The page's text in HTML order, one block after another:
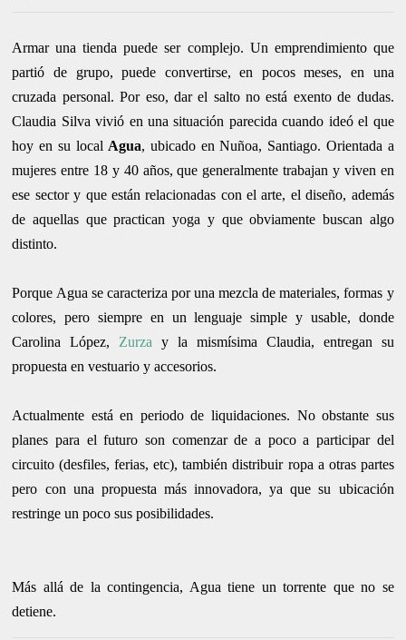
Armar una tienda puede ser complejo. Un emprendimiento que
partió de grupo, puede convertirse, en pocos meses, en una
cruzada personal. Por eso, dar el salto no está exento de dudas.
Claudia Silva vivió en una situación parecida cuando ideó el que
hoy en su local Agua, ubicado en Nuñoa, Santiago. Orientada a
mujeres entre 18 y 40 años, que generalmente trabajan y viven en
ese sector y que están relacionadas con el arte, el diseño, además
de aquellas que practican yoga y que obviamente buscan algo
distinto.
Porque Agua se caracteriza por una mezcla de materiales, formas y
colores, pero siempre en un lenguaje simple y usable, donde
Carolina López, Zurza y la mismísima Claudia, entregan su
propuesta en vestuario y accesorios.
Actualmente está en periodo de liquidaciones. No obstante sus
planes para el futuro son comenzar de a poco a participar del
circuito (desfiles, ferias, etc), también distribuir ropa a otras partes
pero con una propuesta más innovadora, ya que su ubicación
restringe un poco sus posibilidades.
Más allá de la contingencia, Agua tiene un torrente que no se
detiene.